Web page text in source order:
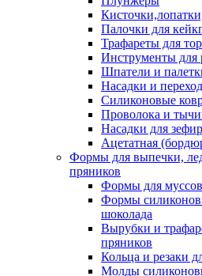
Палочки для
Трафареты для
Инструменты для
Шпатели и
Насадки и
Силиконовые
Проволока и
Насадки для
Ацетатная
Формы для выпечки,
пряников
Формы для
Формы
шоколада
Вырубки и
пряников
Кольца и резаки
Молды